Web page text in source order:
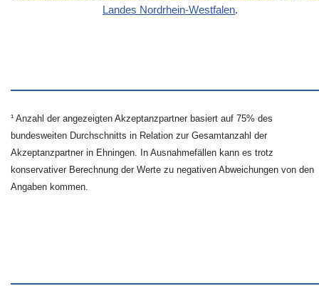
Landes Nordrhein-Westfalen.
¹ Anzahl der angezeigten Akzeptanzpartner basiert auf 75% des
bundesweiten Durchschnitts in Relation zur Gesamtanzahl der
Akzeptanzpartner in Ehningen. In Ausnahmefällen kann es trotz
konservativer Berechnung der Werte zu negativen Abweichungen von den
Angaben kommen.